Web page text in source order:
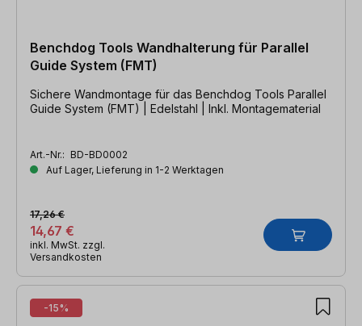
Benchdog Tools Wandhalterung für Parallel
Guide System (FMT)
Sichere Wandmontage für das Benchdog Tools Parallel
Guide System (FMT) | Edelstahl | Inkl. Montagematerial
Art.-Nr.: BD-BD0002
Auf Lager, Lieferung in 1-2 Werktagen
14,67 €
17,26 €
inkl. MwSt. zzgl.
Versandkosten
-15%